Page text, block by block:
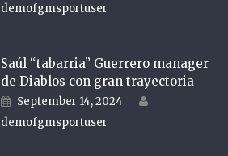
demofgmsportuser
Saúl “tabarria” Guerrero manager
de Diablos con gran trayectoria
Posted on
September 14, 2024
demofgmsportuser